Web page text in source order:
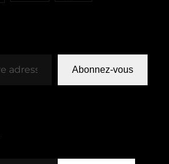
Abonnez-vous